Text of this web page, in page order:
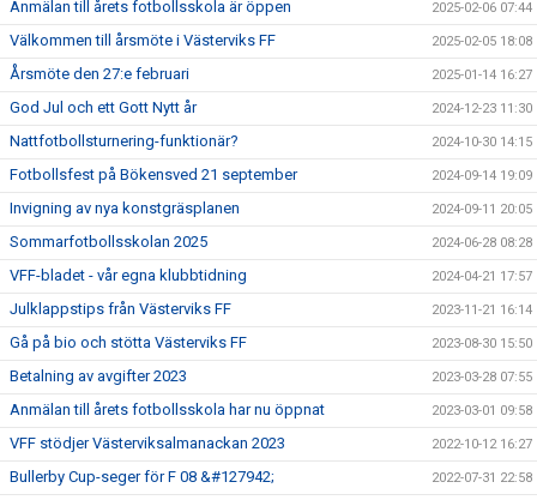
Anmälan till årets fotbollsskola är öppen 2025-02-06 07:44
Välkommen till årsmöte i Västerviks FF 2025-02-05 18:08
Årsmöte den 27:e februari 2025-01-14 16:27
God Jul och ett Gott Nytt år 2024-12-23 11:30
Nattfotbollsturnering-funktionär? 2024-10-30 14:15
Fotbollsfest på Bökensved 21 september 2024-09-14 19:09
Invigning av nya konstgräsplanen 2024-09-11 20:05
Sommarfotbollsskolan 2025 2024-06-28 08:28
VFF-bladet - vår egna klubbtidning 2024-04-21 17:57
Julklappstips från Västerviks FF 2023-11-21 16:14
Gå på bio och stötta Västerviks FF 2023-08-30 15:50
Betalning av avgifter 2023 2023-03-28 07:55
Anmälan till årets fotbollsskola har nu öppnat 2023-03-01 09:58
VFF stödjer Västerviksalmanackan 2023 2022-10-12 16:27
Bullerby Cup-seger för F 08 &#127942; 2022-07-31 22:58